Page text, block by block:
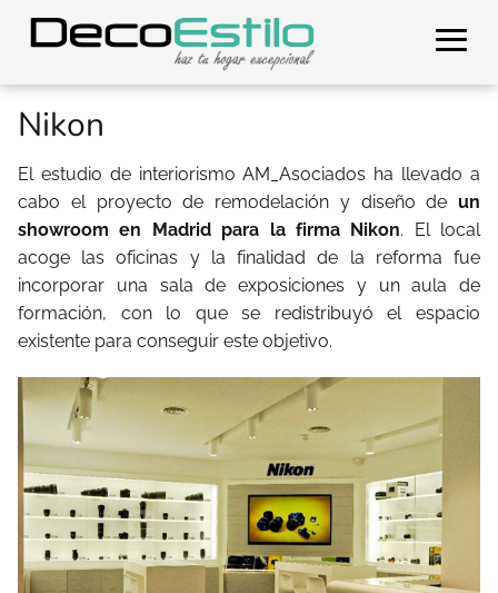
Nikon
El estudio de interiorismo AM_Asociados ha llevado a
cabo el proyecto de remodelación y diseño de un
showroom en Madrid para la firma Nikon. El local
acoge las oficinas y la finalidad de la reforma fue
incorporar una sala de exposiciones y un aula de
formación, con lo que se redistribuyó el espacio
existente para conseguir este objetivo.